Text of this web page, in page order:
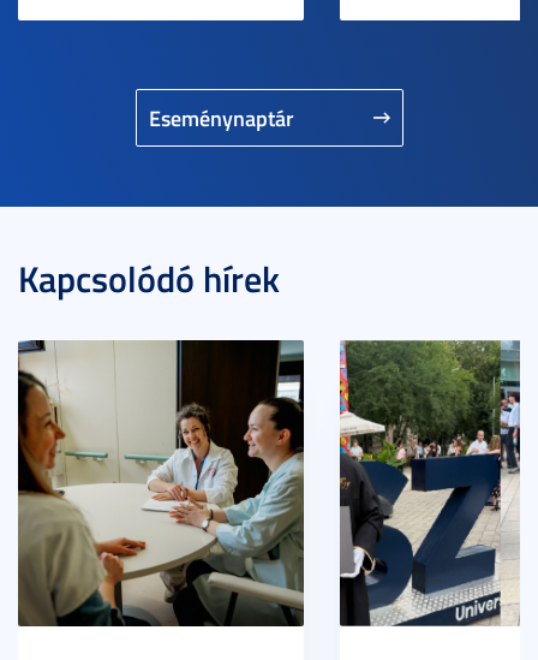
Eseménynaptár
Kapcsolódó hírek